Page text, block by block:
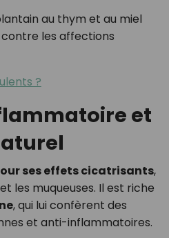
au thym et au miel
les affections
?
et
ses effets cicatrisants,
les muqueuses. Il est riche
, qui lui confèrent des
et anti-inflammatoires.